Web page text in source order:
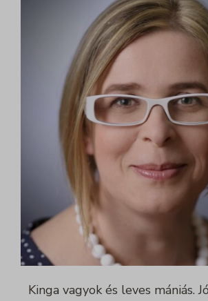
Kinga vagyok és leves mániás.